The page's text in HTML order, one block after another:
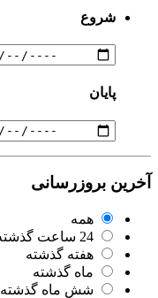
شروع
پایان
آخرین بروزرسانی
همه
24 ساعت گذشته
هفته گذشته
ماه گذشته
شش ماه گذشته